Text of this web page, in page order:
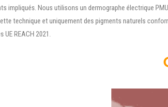
impliqués. Nous utilisons un dermographe électrique PMU
technique et uniquement des pigments naturels
UE REACH 2021.